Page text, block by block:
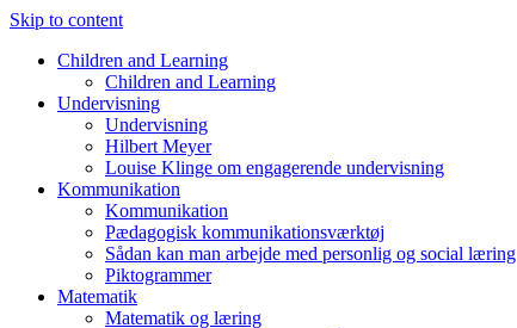
Skip to content
Children and Learning
Children and Learning
Undervisning
Undervisning
Hilbert Meyer
Louise Klinge om engagerende undervisning
Kommunikation
Kommunikation
Pædagogisk kommunikationsværktøj
Sådan kan man arbejde med personlig og social læring
Piktogrammer
Matematik
Matematik og læring